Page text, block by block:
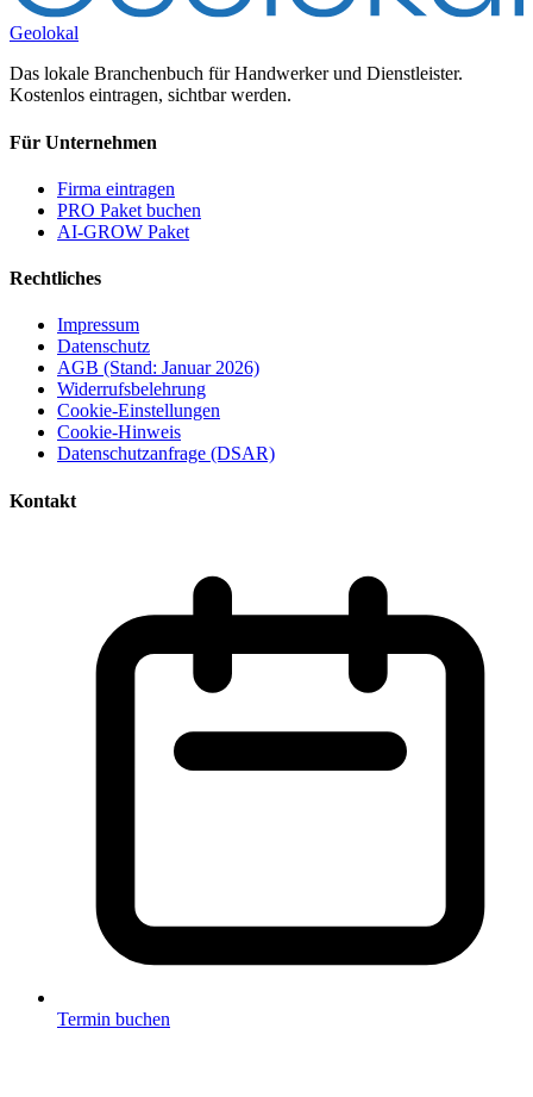
Geolokal
Das lokale Branchenbuch für Handwerker und Dienstleister.
Kostenlos eintragen, sichtbar werden.
Für Unternehmen
Firma eintragen
PRO Paket buchen
AI-GROW Paket
Rechtliches
Impressum
Datenschutz
AGB (Stand: Januar 2026)
Widerrufsbelehrung
Cookie-Einstellungen
Cookie-Hinweis
Datenschutzanfrage (DSAR)
Kontakt
Termin buchen